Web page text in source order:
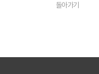
회! 내 돈 살리는 마지막 기회!
돌아가기